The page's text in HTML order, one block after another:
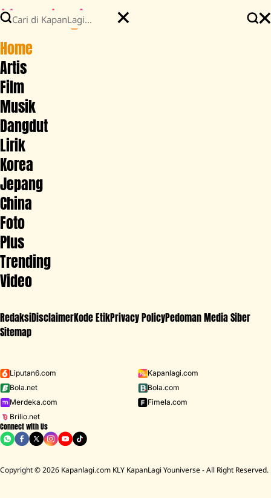
Iklan - Scroll ke bawah untuk melanjutkan
Home
Artis
Film
Musik
Dangdut
Lirik
Korea
Jepang
China
Foto
Plus
Trending
Video
RedaksiDisclaimerKode EtikPrivacy PolicyPedoman Media Siber
Sitemap
Liputan6.com
Kapanlagi.com
Bola.net
Bola.com
Merdeka.com
Fimela.com
Brilio.net
Connect with Us
Copyright © 2026 Kapanlagi.com KLY KapanLagi Youniverse - All Right Reserved.
D ACADEMY 8 Raisa